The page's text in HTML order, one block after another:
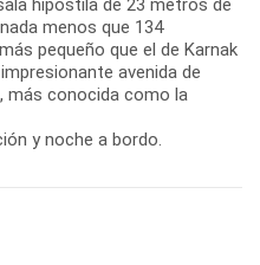
menos que 134
pequeño que el de Karnak
avenida de
más conocida como la
y noche a bordo.